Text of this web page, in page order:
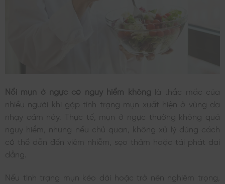
Nổi mụn ở ngực có nguy hiểm không
là thắc mắc của
nhiều người khi gặp tình trạng mụn xuất hiện ở vùng da
nhạy cảm này. Thực tế, mụn ở ngực thường không quá
nguy hiểm, nhưng nếu chủ quan, không xử lý đúng cách
có thể dẫn đến viêm nhiễm, sẹo thâm hoặc tái phát dai
dẳng.
Nếu tình trạng mụn kéo dài hoặc trở nên nghiêm trọng,